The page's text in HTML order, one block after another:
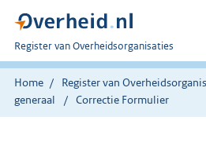
U
bent
nu
hier:
Register van Overheidsorganisaties
Home Register van
generaal
Correctie Formulier